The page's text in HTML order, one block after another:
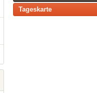
Tageskarte